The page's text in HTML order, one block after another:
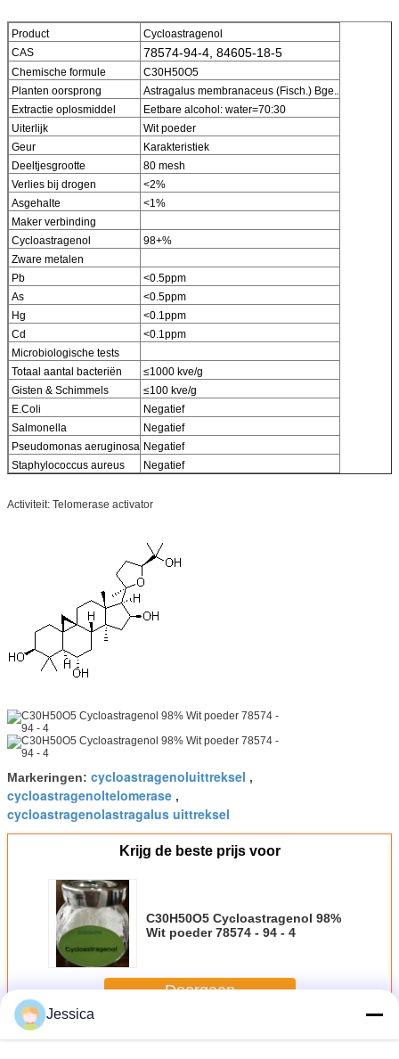
Product
Cycloastragenol
CAS
78574-94-4, 84605-18-5
Chemische formule
C30H50O5
Planten oorsprong
Astragalus membranaceus (Fisch.) Bge..
Extractie oplosmiddel
Eetbare alcohol: water=70:30
Uiterlijk
Wit poeder
Geur
Karakteristiek
Deeltjesgrootte
80 mesh
Verlies bij drogen
<2%
Asgehalte
<1%
Maker verbinding
Cycloastragenol
98+%
Zware metalen
Pb
<0.5ppm
As
<0.5ppm
Hg
<0.1ppm
Cd
<0.1ppm
Microbiologische tests
Totaal aantal bacteriën
≤1000 kve/g
Gisten & Schimmels
≤100 kve/g
E.Coli
Negatief
Salmonella
Negatief
Pseudomonas aeruginosa Negatief
Staphylococcus aureus
Negatief
Activiteit: Telomerase activator
Markeringen: cycloastragenoluittreksel ,
cycloastragenoltelomerase ,
cycloastragenolastragalus uittreksel
Krijg de beste prijs voor
C30H50O5 Cycloastragenol 98%
Wit poeder 78574 - 94 - 4
Doorgaan
MeerCycloastragenolpoeder
Jessica